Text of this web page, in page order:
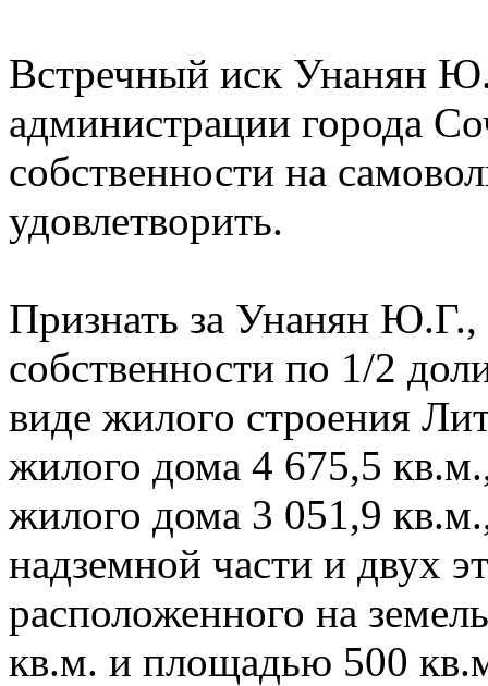
Встречный иск Унанян
администрации города
собственности на
удовлетворить.
Признать за Унанян
собственности по 1/2
виде жилого строения
жилого дома 4 675,5
жилого дома 3 051,9
надземной части и двух
расположенного на
кв.м. и площадью 500